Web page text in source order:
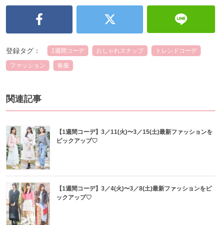
登録タグ： 1週間コーデ おしゃれスナップ トレンドコーデ
ファッション 春服
関連記事
【1週間コーデ】3／11(火)〜3／15(土)最新ファッションを
ピックアップ♡
【1週間コーデ】3／4(火)〜3／8(土)最新ファッションをピ
ックアップ♡